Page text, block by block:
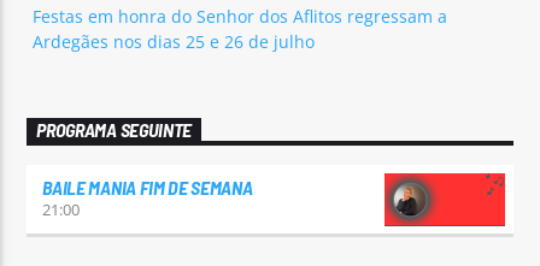
Festas em honra do Senhor dos Aflitos regressam a
Ardegães nos dias 25 e 26 de julho
PROGRAMA SEGUINTE
BAILE MANIA FIM DE SEMANA
21:00